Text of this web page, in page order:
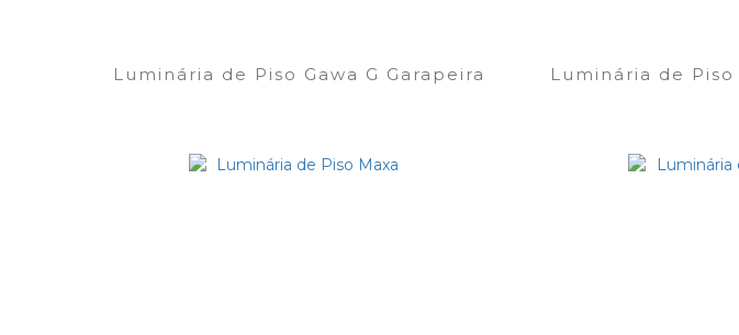
Luminária de Piso Gawa G Garapeira Luminária de Piso